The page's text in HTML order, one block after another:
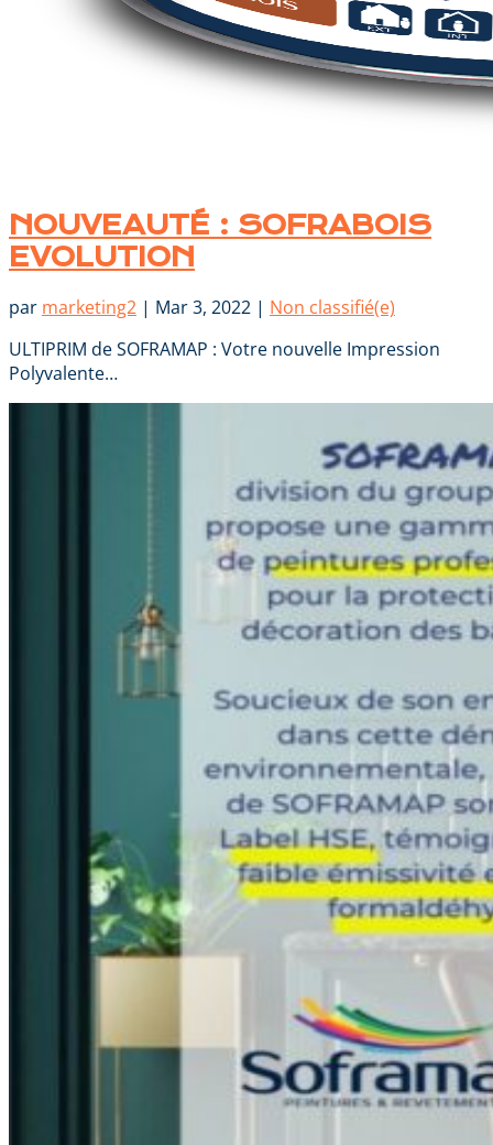
NOUVEAUTÉ : SOFRABOIS
EVOLUTION
par marketing2 | Mar 3, 2022 | Non classifié(e)
ULTIPRIM de SOFRAMAP : Votre nouvelle Impression
Polyvalente…